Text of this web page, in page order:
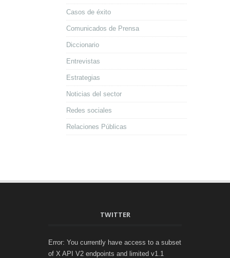
Casos de éxito
Comunicados de Prensa
Diccionario
Entrevistas
Estrategias
Noticias del sector
Redes sociales
Relaciones Públicas
TWITTER
Error: You currently have access to a subset
of X API V2 endpoints and limited v1.1